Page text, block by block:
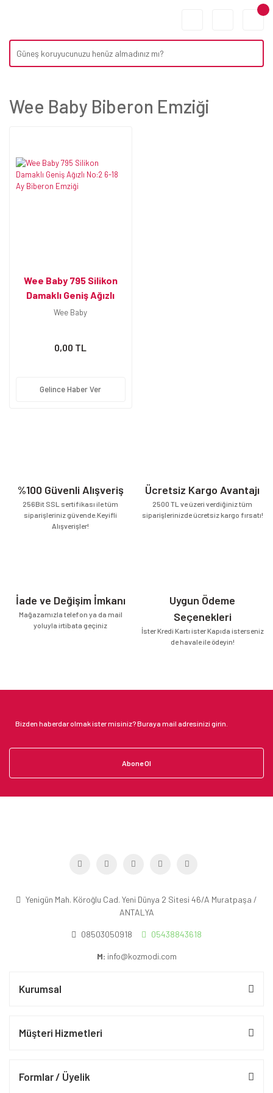
Wee Baby Biberon Emziği
Wee Baby 795 Silikon
Damaklı Geniş Ağızlı
No:2 6-18 Ay Biberon
Wee Baby
0,00 TL
Gelince Haber Ver
%100 Güvenli Alışveriş
256Bit SSL sertifikası ile tüm
siparişleriniz güvende.Keyifli
Alışverişler!
Ücretsiz Kargo Avantajı
2500 TL ve üzeri verdiğiniz tüm
siparişlerinizde ücretsiz kargo fırsatı!
İade ve Değişim İmkanı
Mağazamızla telefon ya da mail
yoluyla irtibata geçiniz
Uygun Ödeme
Seçenekleri
İster Kredi Kartı ister Kapıda isterseniz
de havale ile ödeyin!
Abone Ol
Yenigün Mah. Köroğlu Cad. Yeni Dünya 2 Sitesi 46/A Muratpaşa /
ANTALYA
08503050918 05438843618
M: info@kozmodi.com
Kurumsal
Müşteri Hizmetleri
Formlar / Üyelik